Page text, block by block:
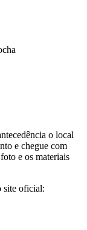
o local
e chegue com
e os materiais
site oficial: